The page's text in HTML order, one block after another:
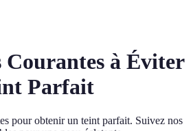
à Éviter
Parfait
pour obtenir un teint parfait. Suivez nos